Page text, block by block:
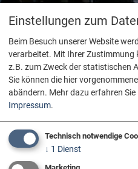
Einstellungen zum
Beim Besuch unserer Website
verarbeitet. Mit Ihrer Zustimmung
z.B. zum Zweck der statistischen
Sie können die hier
abändern. Mehr dazu erfahren Sie
Impressum.
Technisch notwendige
↓ 1 Dienst